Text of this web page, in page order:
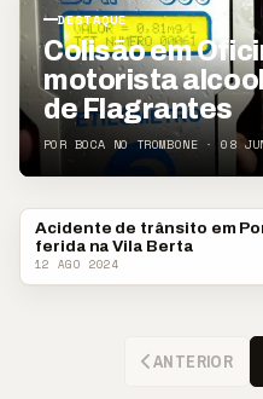
DESTAQUE
Colisão em
motorista
de Flagrantes
POR BOCA NO TROMBONE · 08
POLICIAL
Acidente de trânsito em
ferida na Vila Berta
12 AGO 2024
ANTERIOR